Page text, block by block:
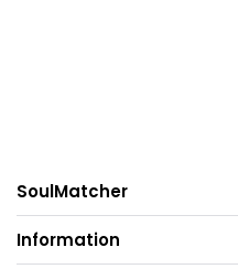
SoulMatcher
Information